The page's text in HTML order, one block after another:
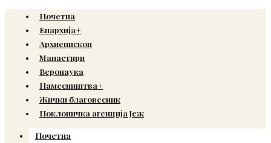
Почетна
Епархија+
Архиепископ
Манастири
Веронаука
Намесништва+
Жички благовесник
Поклоничка агенција Јеж
Почетна